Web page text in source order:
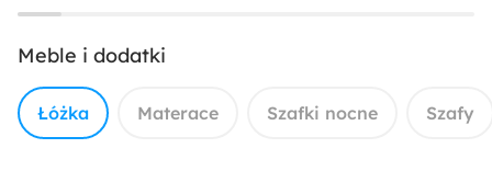
Meble i dodatki
Łóżka Materace Szafki nocne Szafy